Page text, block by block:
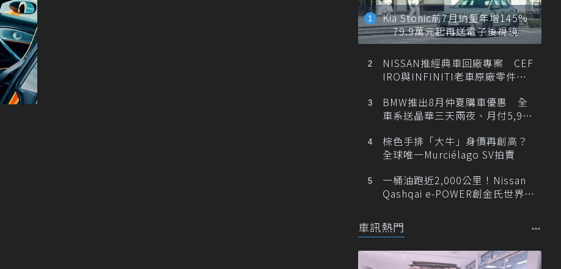
Kia Stonic前7月銷量年增145%
79.9萬元起再送電子後視鏡
NISSAN推經典車回廠專案 CEF
IRO與INFINITI老車原廠零件最
BMW推出8月仲夏購車優惠 全
車系送晶華三天兩夜、月付5,900
棕色手排「大牛」身價再創高？
全球唯一Murciélago SV拍賣
一桶油跑近2,000公里！Nissan
Qashqai e-POWER創金氏世界紀
車訊熱門